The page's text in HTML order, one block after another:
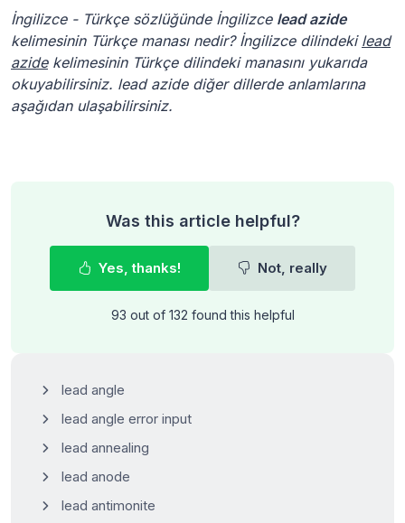
İngilizce - Türkçe sözlüğünde İngilizce lead azide
kelimesinin Türkçe manası nedir? İngilizce dilindeki lead
azidekelimesinin Türkçe dilindeki manasını yukarıda
okuyabilirsiniz. lead azide diğer dillerde anlamlarına
aşağıdan ulaşabilirsiniz.
Was this article helpful?
Yes, thanks! Not, really
93 out of 132 found this helpful
lead angle
lead angle error input
lead annealing
lead anode
lead antimonite